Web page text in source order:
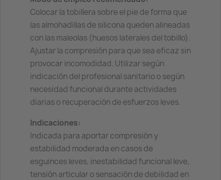
Colocar la tobillera sobre el pie de forma que
las almohadillas de silicona queden alineadas
con las maleolas (huesos laterales del tobillo).
Ajustar la compresión para que sea eficaz sin
provocar incomodidad. Utilizar según
indicación del profesional sanitario o según
necesidad funcional durante actividades
diarias o recuperación de esfuerzos leves.
Indicaciones:
Indicada para aportar compresión y
estabilidad moderada en casos de
esguinces leves, inestabilidad funcional leve,
tensión articular o sensación de debilidad en